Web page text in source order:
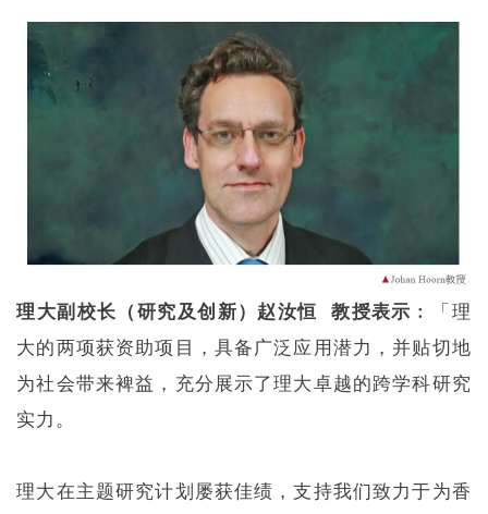
理大副校长（研究及创新） 赵汝恒 教授表示 ︰「理
大的两项获资助项目，具备广泛应用潜力，并贴切地
为社会带来裨益，充分展示了理大卓越的跨学科研究
实力。
理大在主题研究计划屡获佳绩，支持我们致力于为香